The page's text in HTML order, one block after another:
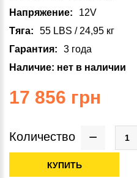
Напряжение
12V
Тяга
55 LBS / 24,95 кг
Гарантия
3 года
Наличие: нет в наличии
17 856 грн
Количество
КУПИТЬ